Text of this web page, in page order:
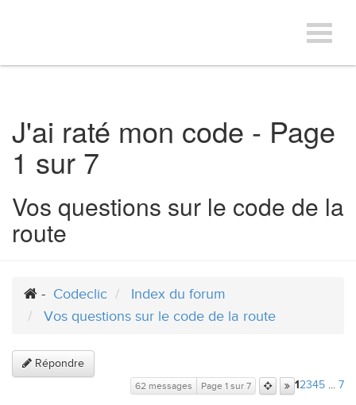
Toggle
J'ai raté mon code - Page
1 sur 7
Vos questions sur le code de la
route
contenu
- Codeclic
Index du forum
Vos questions sur le code de la route
Répondre
62 messages Page 1 sur 7 1 2345 ... 7